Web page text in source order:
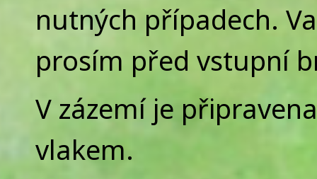
nutných případech.
prosím před vstupní
V zázemí je
vlakem.